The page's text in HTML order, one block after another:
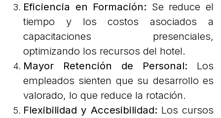
Eficiencia en Formación: Se reduce el
tiempo y los costos asociados a
capacitaciones presenciales,
optimizando los recursos del hotel.
Mayor Retención de Personal: Los
empleados sienten que su desarrollo es
valorado, lo que reduce la rotación.
Flexibilidad y Accesibilidad: Los cursos